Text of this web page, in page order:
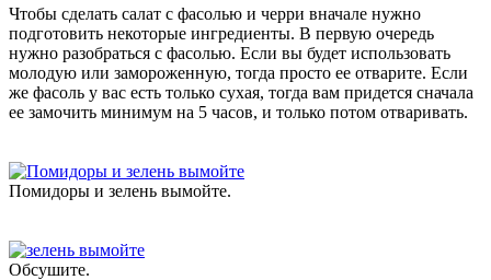
Чтобы сделать салат с фасолью и черри вначале нужно
подготовить некоторые ингредиенты. В первую очередь
нужно разобраться с фасолью. Если вы будет использовать
молодую или замороженную, тогда просто ее отварите. Если
же фасоль у вас есть только сухая, тогда вам придется сначала
ее замочить минимум на 5 часов, и только потом отваривать.
Помидоры и зелень вымойте.
Обсушите.